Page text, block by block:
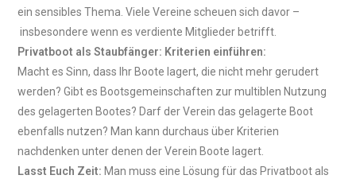
ein sensibles Thema. Viele Vereine scheuen sich davor –
insbesondere wenn es verdiente Mitglieder betrifft.
Privatboot als Staubfänger: Kriterien einführen:
Macht es Sinn, dass Ihr Boote lagert, die nicht mehr gerudert
werden? Gibt es Bootsgemeinschaften zur multiblen Nutzung
des gelagerten Bootes? Darf der Verein das gelagerte Boot
ebenfalls nutzen? Man kann durchaus über Kriterien
nachdenken unter denen der Verein Boote lagert.
Lasst Euch Zeit: Man muss eine Lösung für das Privatboot als